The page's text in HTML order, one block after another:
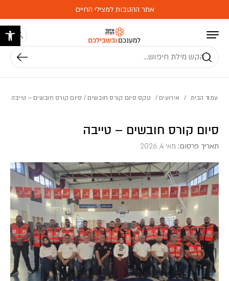
אתר ההטבות למצילי החיים
חיפוש
עמוד הבית / אירועים / טקס סיום קורס חובשים / סיום קורס חובשים – טייבה
סיום קורס חובשים – טייבה
תאריך פרסום:מאי 4, 2026